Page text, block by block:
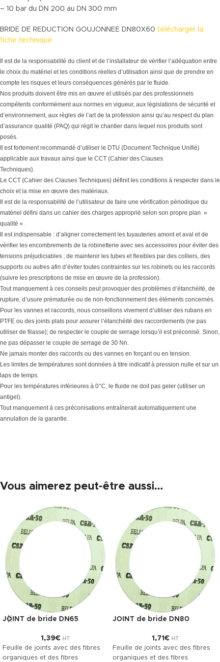
– 10 bar du DN 200 au DN 300 mm
BRIDE DE REDUCTION GOUJONNEE DN80X60 télécharger la
fiche technique
Il est de la responsabilité du client et de l’installateur de vérifier l’adéquation entre
le choix du matériel et les conditions réelles d’utilisation ainsi que de prendre en
compte les risques et leurs conséquences générés par le fluide.
Nos produits doivent être mis en œuvre et utilisés par des professionnels
compétents conformément aux normes en vigueur, aux législations de sécurité et
d’environnement, aux règles de l’art de la profession ainsi qu’au respect du plan
d’assurance qualité (PAQ) qui régit le chantier dans lequel nos produits sont
posés.
Il est fortement recommandé d’utiliser le DTU (Document Technique Unifié)
applicable aux travaux ainsi que le CCT (Cahier des Clauses
Techniques).
Le CCT (Cahier des Clauses Techniques) définit les conditions à respecter dans le
choix et la mise en œuvre des matériaux.
Il est de la responsabilité de l’utilisateur de faire une vérification périodique du
matériel défini dans un cahier des charges approprié selon son propre plan »
qualité « .
Il est indispensable : d’aligner correctement les tuyauteries amont et aval et de
vérifier les encombrements de la robinetterie avec ses accessoires pour éviter des
tensions préjudiciables ; de maintenir les tubes et flexibles par des colliers, des
supports ou autres afin d’éviter toutes contraintes sur les robinets ou les raccords
(suivre les prescriptions de mise en œuvre de la profession).
Tout manquement à ces conseils peut provoquer des problèmes d’étanchéité, de
rupture, d’usure prématurée ou de non-fonctionnement des éléments concernés.
Pour les vannes et raccords, nous conseillons vivement d’utiliser des rubans en
PTFE ou des joints plats pour assurer l’étanchéité des raccordements (ne pas
utiliser de filasse); de respecter le couple de serrage lorsqu’il est préconisé. Sinon,
ne pas dépasser le couple de serrage de 30 Nn.
Ne jamais monter des raccords ou des vannes en forçant ou en tension.
Les limites de températures sont données à titre indicatif à pression nulle et sur un
laps de temps.
Pour les températures inférieures à 0°C, le fluide ne doit pas geler (utiliser un
antigel).
Tout manquement à ces préconisations entraînerait automatiquement une
annulation de la garantie.
Vous aimerez peut-être aussi…
JOINT de bride DN65
1,39€ HT
Feuille de joints avec des fibres
organiques et des fibres
JOINT de bride DN80
1,71 € HT
Feuille de joints avec des fibres
organiques et des fibres